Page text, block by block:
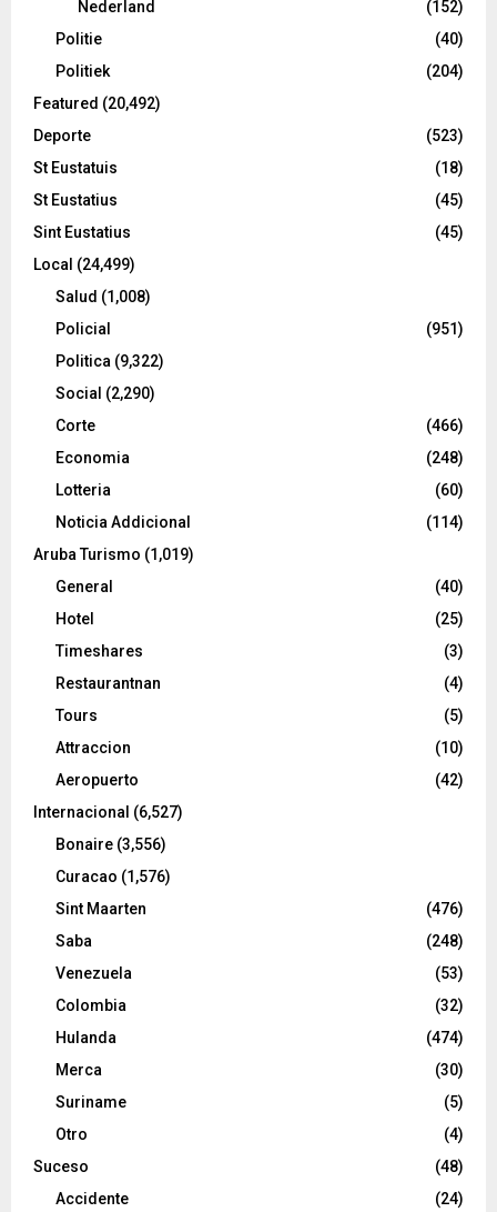
Nederland
(152)
Politie
(40)
Politiek
(204)
Featured (20,492)
Deporte
(523)
St Eustatuis
(18)
St Eustatius
(45)
Sint Eustatius
(45)
Local (24,499)
Salud (1,008)
Policial
(951)
Politica (9,322)
Social (2,290)
Corte
(466)
Economia
(248)
Lotteria
(60)
Noticia Addicional
(114)
Aruba Turismo (1,019)
General
(40)
Hotel
(25)
Timeshares
(3)
Restaurantnan
(4)
Tours
(5)
Attraccion
(10)
Aeropuerto
(42)
Internacional (6,527)
Bonaire (3,556)
Curacao (1,576)
Sint Maarten
(476)
Saba
(248)
Venezuela
(53)
Colombia
(32)
Hulanda
(474)
Merca
(30)
Suriname
(5)
Otro
(4)
Suceso
(48)
Accidente
(24)